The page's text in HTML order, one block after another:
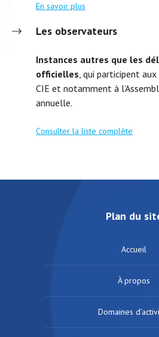
En savoir plus
Les observateurs
Instances autres que les
officielles, qui participent
CIE et notamment à
annuelle.
Consulter la liste complète
Plan du
Accueil
À propos
Domaines